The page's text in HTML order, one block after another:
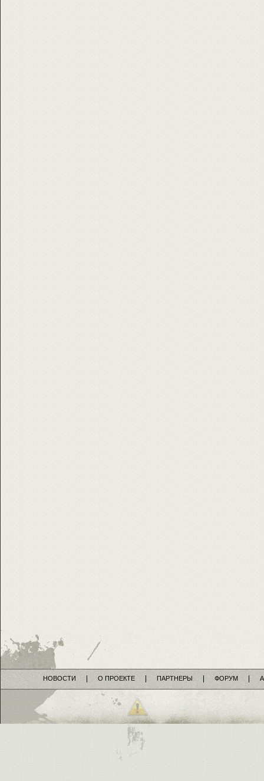
НОВОСТИ О ПРОЕКТЕ ПАРТНЕРЫ ФОРУМ